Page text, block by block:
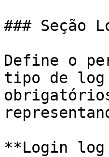
### Seção
Define o
tipo de log
**Login